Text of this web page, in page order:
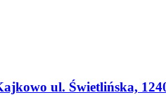
ul. Świetlińska,